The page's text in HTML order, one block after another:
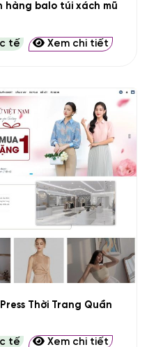
hàng balo túi xách mũ
tế Xem chi tiết
Thời Trang Quần
tế Xem chi tiết